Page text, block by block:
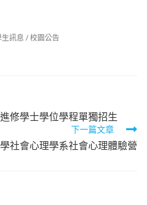
生訊息 /校園公告
修學士學位學程單獨招生
下一篇文章
社會心理學系社會心理體驗營